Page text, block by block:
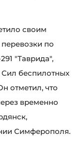
своим
по
"Таврида",
беспилотных
отметил, что
временно
Симферополя.